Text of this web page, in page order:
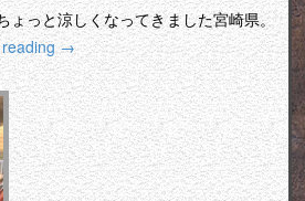
ょっと涼しくなってきました宮崎県。
→